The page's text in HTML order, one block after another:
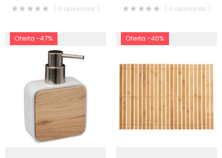
( 0 opiniones ) ( 0 opiniones )
Oferta -47% Oferta -40%